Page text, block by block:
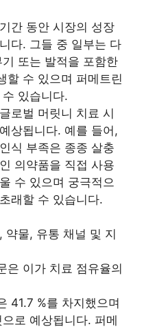
간 동안 시장의 성장
다. 그들 중 일부는 다
또는 발적을 포함한
할 수 있으며 퍼메트린
있습니다.
로벌 머릿니 치료 시
상됩니다. 예를 들어,
식 부족은 종종 살충
의약품을 직접 사용
수 있으며 궁극적으
래할 수 있습니다.
약물, 유통 채널 및 지
은 이가 치료 점유율의
41.7 %를 차지했으며
로 예상됩니다. 퍼메